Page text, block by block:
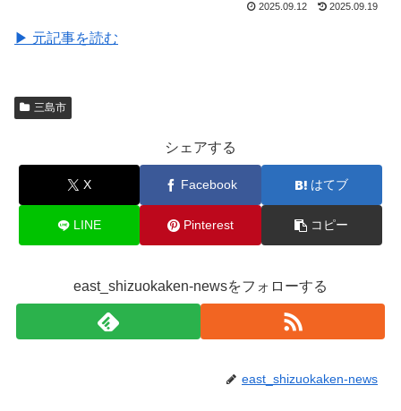
2025.09.12 2025.09.19
▶ 元記事を読む
三島市
シェアする
X Facebook はてブ
LINE Pinterest コピー
east_shizuokaken-newsをフォローする
east_shizuokaken-news